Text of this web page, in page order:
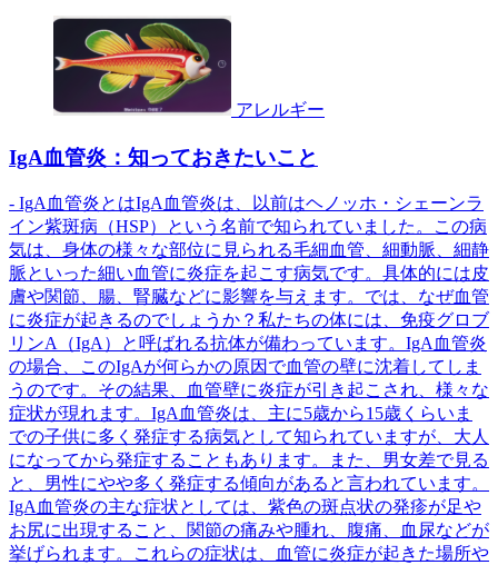
アレルギー
IgA血管炎：知っておきたいこと
- IgA血管炎とはIgA血管炎は、以前はヘノッホ・シェーンラ
イン紫斑病（HSP）という名前で知られていました。この病
気は、身体の様々な部位に見られる毛細血管、細動脈、細静
脈といった細い血管に炎症を起こす病気です。具体的には皮
膚や関節、腸、腎臓などに影響を与えます。では、なぜ血管
に炎症が起きるのでしょうか？私たちの体には、免疫グロブ
リンA（IgA）と呼ばれる抗体が備わっています。IgA血管炎
の場合、このIgAが何らかの原因で血管の壁に沈着してしま
うのです。その結果、血管壁に炎症が引き起こされ、様々な
症状が現れます。IgA血管炎は、主に5歳から15歳くらいま
での子供に多く発症する病気として知られていますが、大人
になってから発症することもあります。また、男女差で見る
と、男性にやや多く発症する傾向があると言われています。
IgA血管炎の主な症状としては、紫色の斑点状の発疹が足や
お尻に出現すること、関節の痛みや腫れ、腹痛、血尿などが
挙げられます。これらの症状は、血管に炎症が起きた場所や